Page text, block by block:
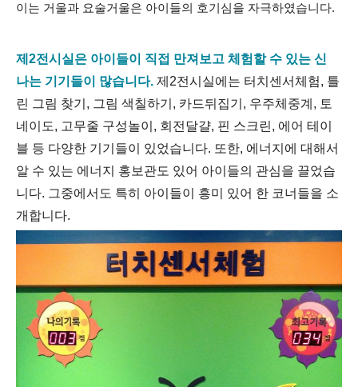
이는 거울과 요술거울은 아이들의 호기심을 자극하였습니다.
제2전시실은 아이들이 직접 만져보고 체험할 수 있는 신
나는 기기들이 많습니다. 제2전시실에는 터치센서체험, 틀
린 그림 찾기, 그림 색칠하기, 카드뒤집기, 우주체중계, 토
네이도, 고무줄 구성놀이, 회전달걀, 핀 스크린, 에어 테이
블 등 다양한 기기들이 있었습니다. 또한, 에너지에 대해서
알 수 있는 에너지 홍보관도 있어 아이들의 관심을 끌었습
니다. 그중에서도 특히 아이들이 흥미 있어 한 코너들을 소
개합니다.